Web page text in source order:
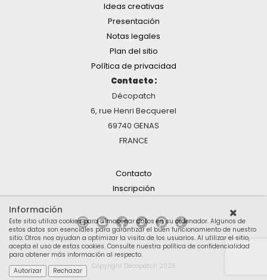
Ideas creativas
Presentación
Notas legales
Plan del sitio
Política de privacidad
Contacto :
Décopatch
6, rue Henri Becquerel
69740 GENAS
FRANCE
Contacto
Inscripción
Copyright Décopatch 2026
Información
Este sitio utiliza cookies para almacenar datos en su ordenador. Algunos de
estos datos son esenciales para garantizar el buen funcionamiento de nuestro
sitio. Otros nos ayudan a optimizar la visita de los usuarios. Al utilizar el sitio,
acepta el uso de estas cookies. Consulte nuestra política de confidencialidad
para obtener más información al respecto.
Autorizar
Rechazar